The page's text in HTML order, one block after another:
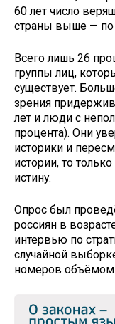
60 лет число
страны выше — по
Всего лишь 26
группы лиц,
существует.
зрения
лет и люди с
процента). Они
историки и
истории, то
истину.
Опрос был
россиян в
интервью по
случайной
номеров объёмом